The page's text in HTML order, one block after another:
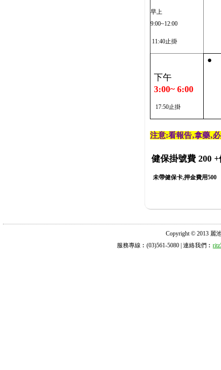
早上
9:00~12:00
11:40止掛
下午
3:00~ 6:00
17:50止掛
●
注意:看報告‚拿藥‚
健保掛號費 200 +
未帶健保卡,押金費用500
Copyright © 2013 麗
服務專線︰(03)561-5080 | 連絡我們︰